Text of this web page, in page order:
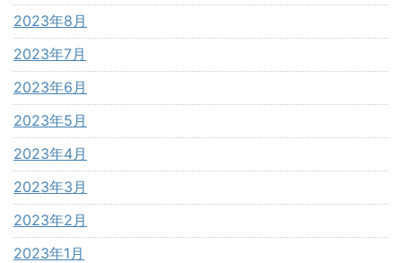
2023年8月
2023年7月
2023年6月
2023年5月
2023年4月
2023年3月
2023年2月
2023年1月